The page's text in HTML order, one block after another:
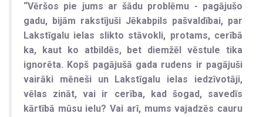
“Vēršos pie jums ar šādu problēmu - pagājušo
gadu, bijām rakstījuši Jēkabpils pašvaldībai, par
Lakstīgalu ielas slikto stāvokli, protams, cerībā
ka, kaut ko atbildēs, bet diemžēl vēstule tika
ignorēta. Kopš pagājušā gada rudens ir pagājuši
vairāki mēneši un Lakstīgalu ielas iedzīvotāji,
vēlas zināt, vai ir cerība, kad šogad, savedīs
kārtībā mūsu ielu? Vai arī, mums vajadzēs cauru